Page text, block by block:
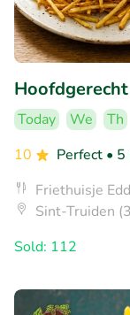
Today We Th
10
Perfect •
Friethuisje
Sint-Truiden
Sold: 112